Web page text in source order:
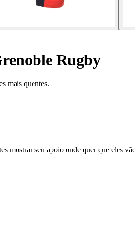
Rugby
mais quentes.
seu apoio onde quer que eles